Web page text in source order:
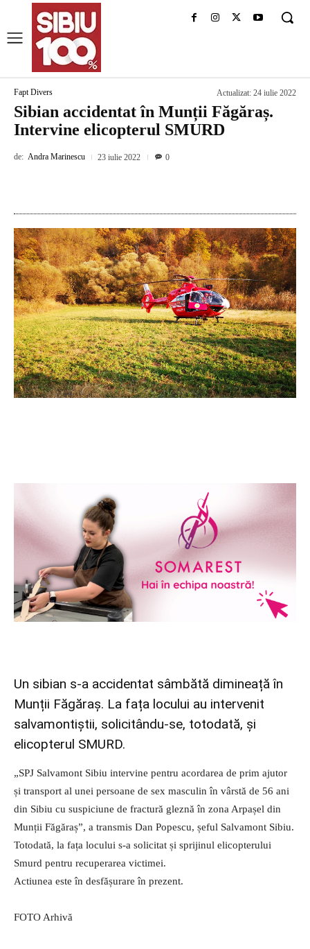
Fapt Divers Actualizat: 24 iulie 2022
Sibian accidentat în Munții Făgăraș.
Intervine elicopterul SMURD
de: Andra Marinescu 23 iulie 2022 0
Un sibian s-a accidentat sâmbătă dimineață în
Munții Făgăraș. La fața locului au intervenit
salvamontiștii, solicitându-se, totodată, și
elicopterul SMURD.
„SPJ Salvamont Sibiu intervine pentru acordarea de prim ajutor
și transport al unei persoane de sex masculin în vârstă de 56 ani
din Sibiu cu suspiciune de fractură gleznă în zona Arpașel din
Munții Făgăraș”, a transmis Dan Popescu, șeful Salvamont Sibiu.
Totodată, la fața locului s-a solicitat și sprijinul elicopterului
Smurd pentru recuperarea victimei.
Actiunea este în desfășurare în prezent.
FOTO Arhivă